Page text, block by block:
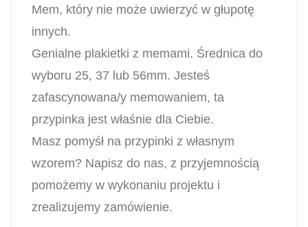
Mem, który nie może uwierzyć w głupotę
innych.
Genialne plakietki z memami. Średnica do
wyboru 25, 37 lub 56mm. Jesteś
zafascynowana/y memowaniem, ta
przypinka jest właśnie dla Ciebie.
Masz pomyśł na przypinki z własnym
wzorem? Napisz do nas, z przyjemnością
pomożemy w wykonaniu projektu i
zrealizujemy zamówienie.